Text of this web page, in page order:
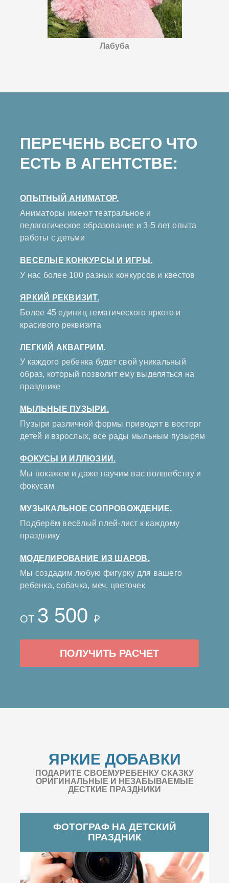
Лабуба
ПЕРЕЧЕНЬ ВСЕГО ЧТО
ЕСТЬ В АГЕНТСТВЕ:
ОПЫТНЫЙ АНИМАТОР.
Аниматоры имеют театральное и
педагогическое образование и 3-5 лет опыта
работы с детьми
ВЕСЕЛЫЕ КОНКУРСЫ И ИГРЫ.
У нас более 100 разных конкурсов и квестов
ЯРКИЙ РЕКВИЗИТ.
Более 45 единиц тематического яркого и
красивого реквизита
ЛЕГКИЙ АКВАГРИМ.
У каждого ребенка будет свой уникальный
образ, который позволит ему выделяться на
празднике
МЫЛЬНЫЕ ПУЗЫРИ.
Пузыри различной формы приводят в восторг
детей и взрослых, все рады мыльным пузырям
ФОКУСЫ И ИЛЛЮЗИИ.
Мы покажем и даже научим вас волшебству и
фокусам
МУЗЫКАЛЬНОЕ СОПРОВОЖДЕНИЕ.
Подберём весёлый плей-лист к каждому
празднику
МОДЕЛИРОВАНИЕ ИЗ ШАРОВ.
Мы создадим любую фигурку для вашего
ребенка, собачка, меч, цветочек
ОТ 3 500 ₽
ПОЛУЧИТЬ РАСЧЕТ
ЯРКИЕ ДОБАВКИ
ПОДАРИТЕ СВОЕМУРЕБЕНКУ СКАЗКУ
ОРИГИНАЛЬНЫЕ И НЕЗАБЫВАЕМЫЕ
ДЕСТКИЕ ПРАЗДНИКИ
ФОТОГРАФ НА ДЕТСКИЙ
ПРАЗДНИК